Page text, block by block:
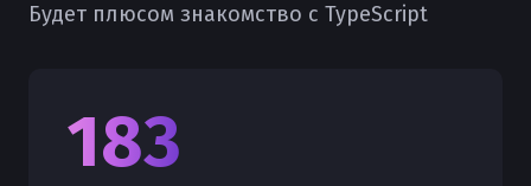
Будет плюсом знакомство с TypeScript
183